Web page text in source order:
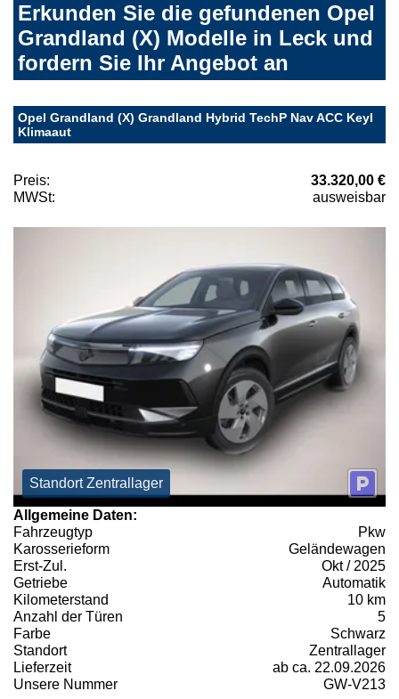
Erkunden Sie die gefundenen Opel
Grandland (X) Modelle in Leck und
fordern Sie Ihr Angebot an
Opel Grandland (X) Grandland Hybrid TechP Nav ACC Keyl
Klimaaut
Preis:
33.320,00 €
MWSt:
ausweisbar
Standort Zentrallager
Allgemeine Daten:
Fahrzeugtyp
Pkw
Karosserieform
Geländewagen
Erst-Zul.
Okt / 2025
Getriebe
Automatik
Kilometerstand
10 km
Anzahl der Türen
5
Farbe
Schwarz
Standort
Zentrallager
Lieferzeit
ab ca. 22.09.2026
Unsere Nummer
GW-V213